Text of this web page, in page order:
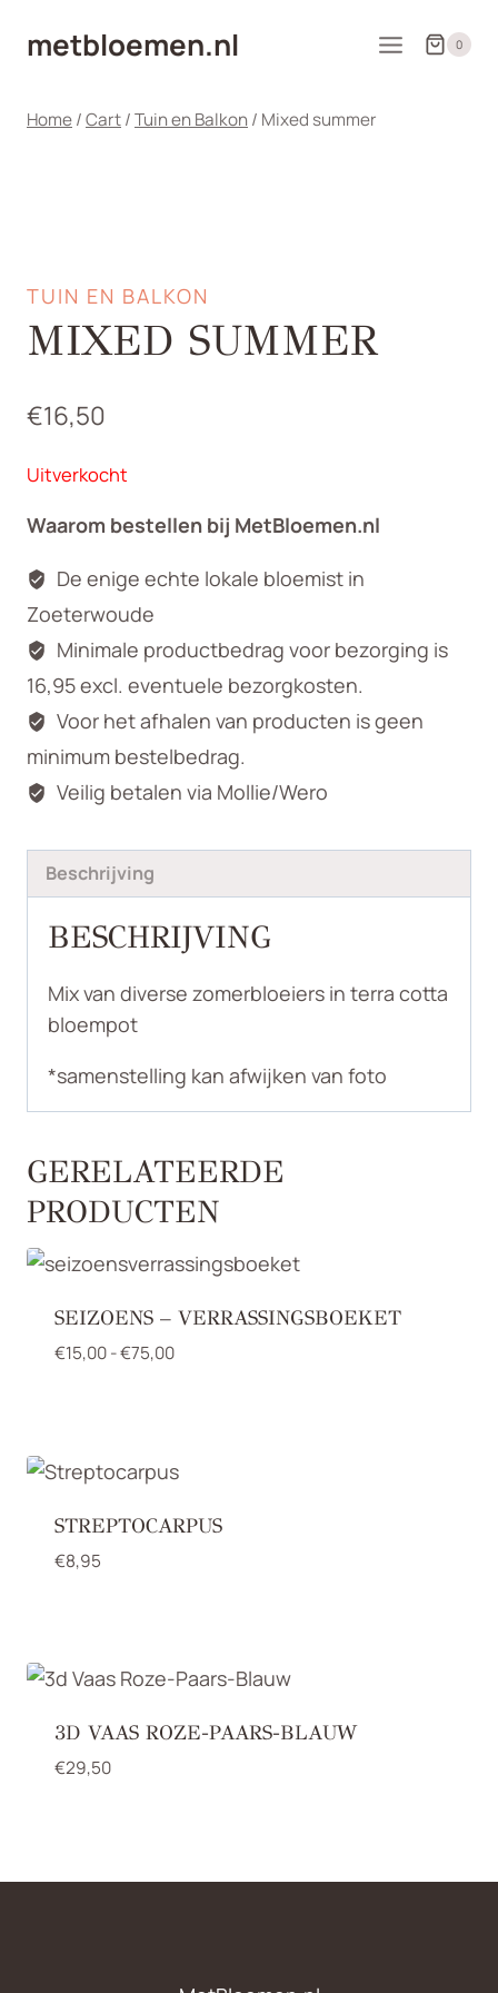
naarmetbloemen.nl 0
Home/Cart/Tuin en Balkon/ Mixed summer
TUIN EN BALKON
MIXED SUMMER
€16,50
Uitverkocht
Waarom bestellen bij MetBloemen.nl
De enige echte lokale bloemist in
Zoeterwoude
Minimale productbedrag voor bezorging is
16,95 excl. eventuele bezorgkosten.
Voor het afhalen van producten is geen
minimum bestelbedrag.
Veilig betalen via Mollie/Wero
Beschrijving
BESCHRIJVING
Mix van diverse zomerbloeiers in terra cotta
bloempot
*samenstelling kan afwijken van foto
GERELATEERDE
PRODUCTEN
SEIZOENS – VERRASSINGSBOEKET
€15,00-€75,00Prijsklasse:
STREPTOCARPUS
€8,95
3D VAAS ROZE-PAARS-BLAUW
€29,50